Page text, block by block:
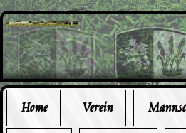
Home Verein